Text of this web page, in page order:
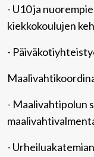
- U10 ja
kiekkokoulujen
-
- Maalivahtipolun
-